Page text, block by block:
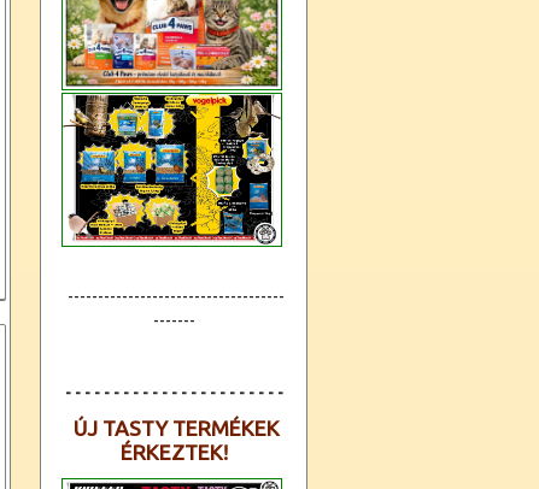
------------------------------------
-------
- - - - - - - - - - - - - - - - - - - - - - -
ÚJ TASTY TERMÉKEK
ÉRKEZTEK!